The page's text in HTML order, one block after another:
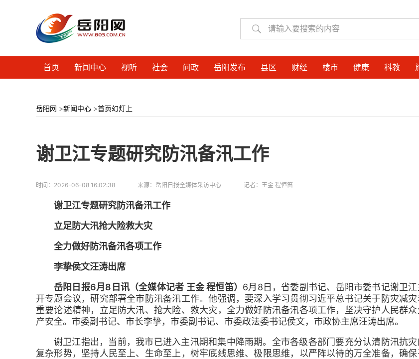
首页 新闻中心 视听 社会 问政 岳阳发布 县区 财经 楼市 健康 科教
岳阳网 >新闻中心 >首页幻灯上
谢卫江专题研究防汛备汛工作
时间： 2026-06-08 16:02:38 来源： 岳阳日报全媒体采访中心 记者： 王金 程恒笛
谢卫江专题研究防汛备汛工作
立足防大汛抢大险救大灾
全力做好防汛备汛各项工作
李挚侯文汪涛出席
岳阳日报6月8日讯（全媒体记者 王金 程恒笛） 6月8日，省委副书记、岳阳市委书记谢卫江
开专题会议，研究部署全市防汛备汛工作。他强调，要深入学习贯彻习近平总书记关于防灾减
重要论述精神，立足防大汛、抢大险、救大灾，全力做好防汛备汛各项工作，坚决守护人民群
产安全。市委副书记、市长李挚，市委副书记、市委政法委书记侯文，市政协主席汪涛出席。
谢卫江指出，当前，我市已进入主汛期和集中降雨期。全市各级各部门要充分认清防汛抗
复杂形势，坚持人民至上、生命至上，树牢底线思维、极限思维，以严阵以待的万全准备，确